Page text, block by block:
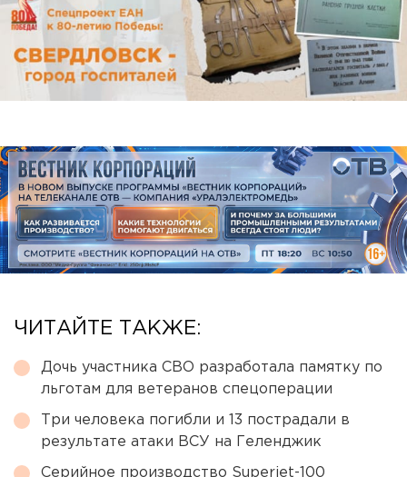
ЧИТАЙТЕ ТАКЖЕ:
Дочь участника СВО разработала памятку по
льготам для ветеранов спецоперации
Три человека погибли и 13 пострадали в
результате атаки ВСУ на Геленджик
Серийное производство Superjet-100